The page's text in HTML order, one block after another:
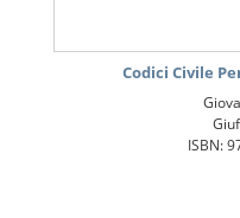
Codici Civile
ISBN: